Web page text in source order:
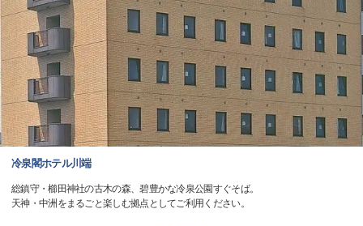
冷泉閣ホテル川端
総鎮守・櫛田神社の古木の森、碧豊かな冷泉公園すぐそば。
天神・中洲をまるごと楽しむ拠点としてご利用ください。